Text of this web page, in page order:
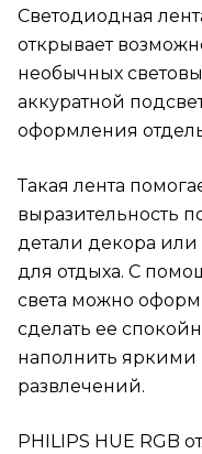
Светодиодная
открывает
необычных
аккуратной
оформления
Такая лента
выразительность
детали декора или
для отдыха. С
света можно
сделать ее
наполнить
развлечений.
PHILIPS HUE RGB